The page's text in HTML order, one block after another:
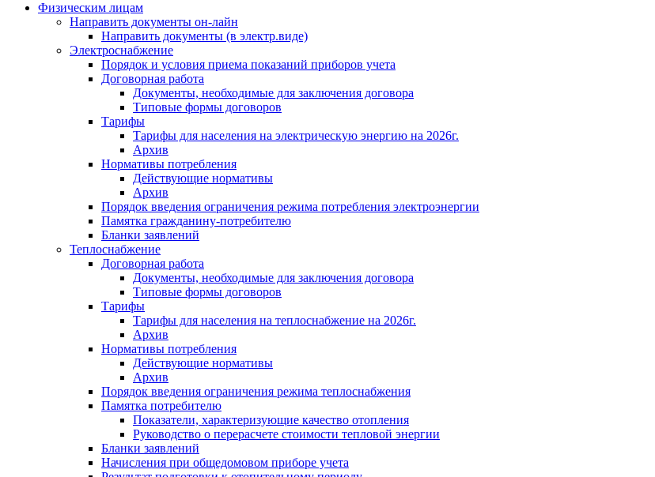
Физическим лицам
Направить документы он-лайн
Направить документы (в электр.виде)
Электроснабжение
Порядок и условия приема показаний приборов учета
Договорная работа
Документы, необходимые для заключения договора
Типовые формы договоров
Тарифы
Тарифы для населения на электрическую энергию на 2026г.
Архив
Нормативы потребления
Действующие нормативы
Архив
Порядок введения ограничения режима потребления электроэнергии
Памятка гражданину-потребителю
Бланки заявлений
Теплоснабжение
Договорная работа
Документы, необходимые для заключения договора
Типовые формы договоров
Тарифы
Тарифы для населения на теплоснабжение на 2026г.
Архив
Нормативы потребления
Действующие нормативы
Архив
Порядок введения ограничения режима теплоснабжения
Памятка потребителю
Показатели, характеризующие качество отопления
Руководство о перерасчете стоимости тепловой энергии
Бланки заявлений
Начисления при общедомовом приборе учета